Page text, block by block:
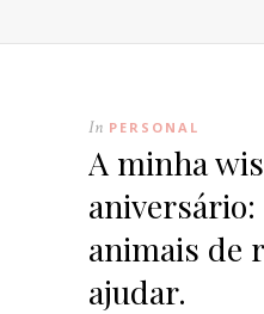
In PERSONAL
A minha
animais de
ajudar.